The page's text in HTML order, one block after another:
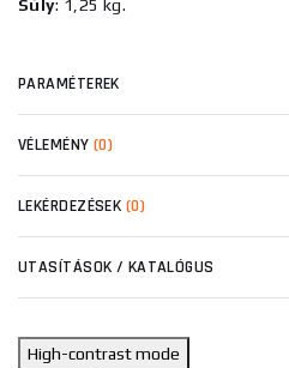
Súly: 1,25 kg.
PARAMÉTEREK
VÉLEMÉNY (0)
LEKÉRDEZÉSEK (0)
UTASÍTÁSOK / KATALÓGUS
High-contrast mode